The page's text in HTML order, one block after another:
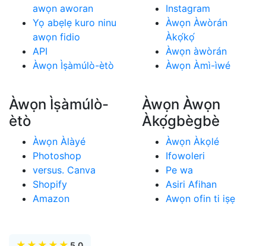
awọn aworan
Yọ abẹlẹ kuro ninu
awọn fidio
API
Àwọn Ìṣàmúlò-ètò
Instagram
Àwọn Àwòrán
Àkọ́kọ́
Àwọn àwòrán
Àwọn Àmì-ìwé
Àwọn Ìṣàmúlò-
ètò
Àwọn Àlàyé
Photoshop
versus. Canva
Shopify
Amazon
Àwọn Àwọn
Àkọ́gbègbè
Àwọn Àkọlé
Ifowoleri
Pe wa
Asiri Afihan
Awọn ofin ti iṣẹ